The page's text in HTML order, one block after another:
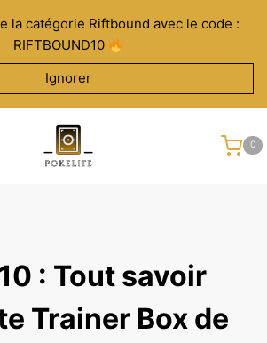
la catégorie Riftbound avec le code :
RIFTBOUND10
Ignorer
0
: Tout savoir
Trainer Box de